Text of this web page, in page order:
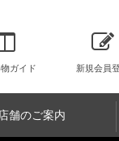
ガイド 新規会員
舗のご案内